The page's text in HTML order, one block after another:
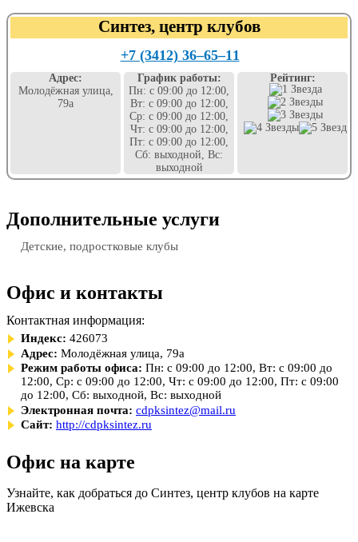
Синтез, центр клубов
+7 (3412) 36‒65‒11
Адрес:
Молодёжная улица,
79а
График работы:
Пн: с 09:00 до 12:00,
Вт: с 09:00 до 12:00,
Ср: с 09:00 до 12:00,
Чт: с 09:00 до 12:00,
Пт: с 09:00 до 12:00,
Сб: выходной, Вс:
выходной
Рейтинг:
Дополнительные услуги
Детские, подростковые клубы
Офис и контакты
Контактная информация:
Индекс: 426073
Адрес: Молодёжная улица, 79а
Режим работы офиса: Пн: с 09:00 до 12:00, Вт: с 09:00 до
12:00, Ср: с 09:00 до 12:00, Чт: с 09:00 до 12:00, Пт: с 09:00
до 12:00, Сб: выходной, Вс: выходной
Электронная почта: cdpksintez@mail.ru
Сайт: http://cdpksintez.ru
Офис на карте
Узнайте, как добраться до Синтез, центр клубов на карте
Ижевска